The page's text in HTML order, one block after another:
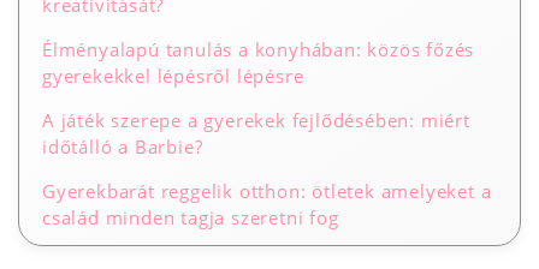
kreativitását?
Élményalapú tanulás a konyhában: közös főzés
gyerekekkel lépésről lépésre
A játék szerepe a gyerekek fejlődésében: miért
időtálló a Barbie?
Gyerekbarát reggelik otthon: ötletek amelyeket a
család minden tagja szeretni fog